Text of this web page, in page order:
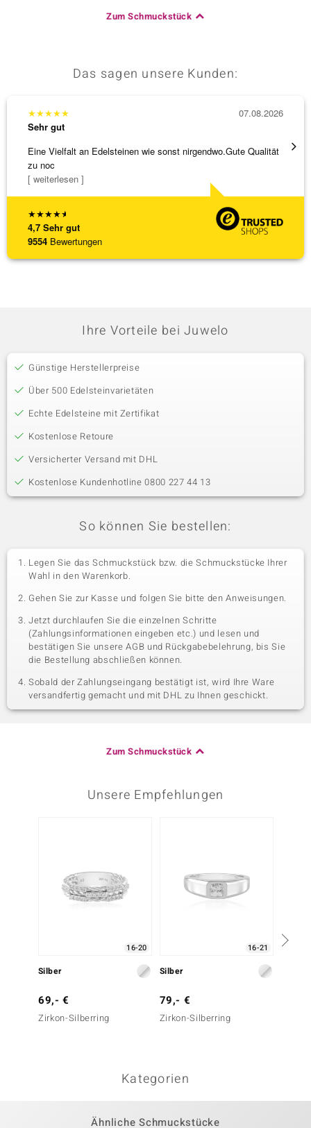
Zum Schmuckstück
Das sagen unsere Kunden:
★★★★★
4,7 Sehr gut
9554 Bewertungen
★★★★★
Sehr gut
Eine Vielfalt an Edelsteinen wie sonst nirgendwo.Gute Qualität
zu noc
[ weiterlesen ]
07.08.2026
Ihre Vorteile bei Juwelo
Günstige Herstellerpreise
Über 500 Edelsteinvarietäten
Echte Edelsteine mit Zertifikat
Kostenlose Retoure
Versicherter Versand mit DHL
Kostenlose Kundenhotline 0800 227 44 13
So können Sie bestellen:
Legen Sie das Schmuckstück bzw. die Schmuckstücke Ihrer
Wahl in den Warenkorb.
Gehen Sie zur Kasse und folgen Sie bitte den Anweisungen.
Jetzt durchlaufen Sie die einzelnen Schritte
(Zahlungsinformationen eingeben etc.) und lesen und
bestätigen Sie unsere AGB und Rückgabebelehrung, bis Sie
die Bestellung abschließen können.
Sobald der Zahlungseingang bestätigt ist, wird Ihre Ware
versandfertig gemacht und mit DHL zu Ihnen geschickt.
Zum Schmuckstück
Unsere Empfehlungen
16-20
Silber
69,- €
Zirkon-Silberring
16-21
Silber
79,- €
Zirkon-Silberring
Kategorien
Ähnliche Schmuckstücke